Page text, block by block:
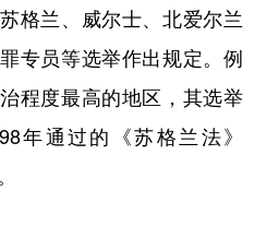
格兰、威尔士、北爱尔兰
专员等选举作出规定。例
程度最高的地区，其选举
年通过的《苏格兰法》